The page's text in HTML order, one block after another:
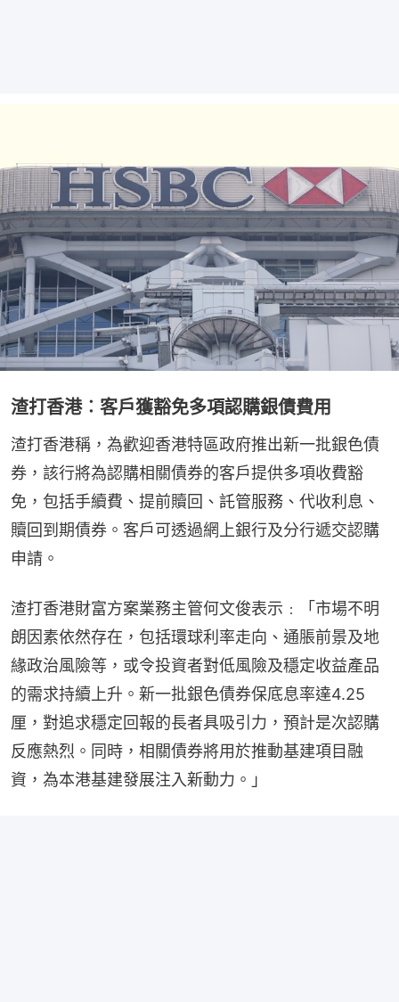
渣打香港︰客戶獲豁免多項認購銀債費用
渣打香港稱，為歡迎香港特區政府推出新一批銀色債
券，該行將為認購相關債券的客戶提供多項收費豁
免，包括手續費、提前贖回、託管服務、代收利息、
贖回到期債券。客戶可透過網上銀行及分行遞交認購
申請。
渣打香港財富方案業務主管何文俊表示﹕「市場不明
朗因素依然存在，包括環球利率走向、通脹前景及地
緣政治風險等，或令投資者對低風險及穩定收益產品
的需求持續上升。新一批銀色債券保底息率達4.25
厘，對追求穩定回報的長者具吸引力，預計是次認購
反應熱烈。同時，相關債券將用於推動基建項目融
資，為本港基建發展注入新動力。」